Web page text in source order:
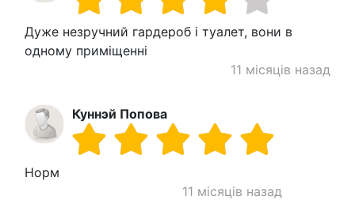
Дуже незручний гардероб і туалет, вони в
одному приміщенні
11 місяців назад
Куннэй Попова
Норм
11 місяців назад